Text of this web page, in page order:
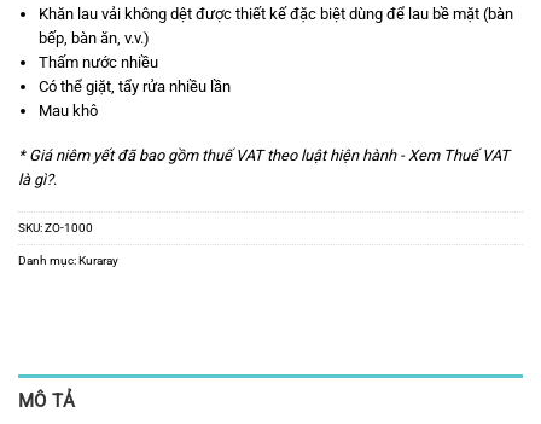
Khăn lau vải không dệt được thiết kế đặc biệt dùng để lau bề mặt (bàn
bếp, bàn ăn, v.v.)
Thấm nước nhiều
Có thể giặt, tẩy rửa nhiều lần
Mau khô
* Giá niêm yết đã bao gồm thuế VAT theo luật hiện hành - Xem Thuế VAT
là gì?.
SKU:ZO-1000
Danh mục:Kuraray
MÔ TẢ